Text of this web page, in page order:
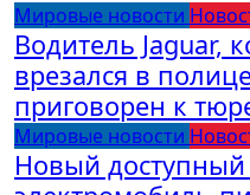
Мировые новости
Водитель Jaguar,
врезался в
приговорен к
Мировые новости
Новый